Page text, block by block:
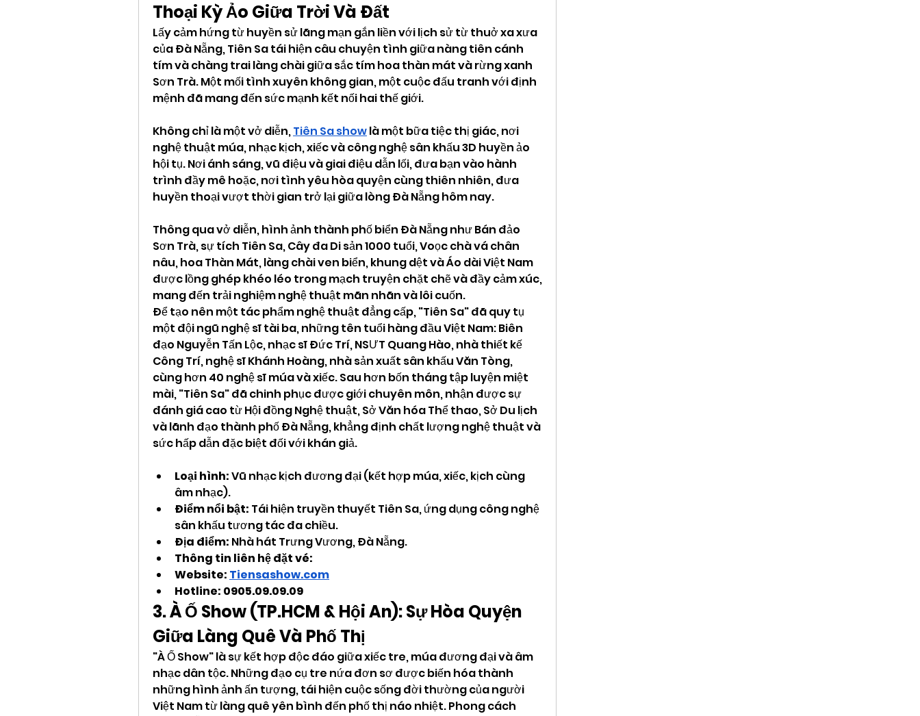
Thoại Kỳ Ảo Giữa Trời Và Đất
Lấy cảm hứng từ huyền sử lãng mạn gắn liền với lịch sử từ thuở xa xưa
của Đà Nẵng, Tiên Sa tái hiện câu chuyện tình giữa nàng tiên cánh
tím và chàng trai làng chài giữa sắc tím hoa thàn mát và rừng xanh
Sơn Trà. Một mối tình xuyên không gian, một cuộc đấu tranh với định
mệnh đã mang đến sức mạnh kết nối hai thế giới.
Không chỉ là một vở diễn, Tiên Sa show là một bữa tiệc thị giác, nơi
nghệ thuật múa, nhạc kịch, xiếc và công nghệ sân khấu 3D huyền ảo
hội tụ. Nơi ánh sáng, vũ điệu và giai điệu dẫn lối, đưa bạn vào hành
trình đầy mê hoặc, nơi tình yêu hòa quyện cùng thiên nhiên, đưa
huyền thoại vượt thời gian trở lại giữa lòng Đà Nẵng hôm nay.
Thông qua vở diễn, hình ảnh thành phố biển Đà Nẵng như Bán đảo
Sơn Trà, sự tích Tiên Sa, Cây đa Di sản 1000 tuổi, Voọc chà vá chân
nâu, hoa Thàn Mát, làng chài ven biển, khung dệt và Áo dài Việt Nam
được lồng ghép khéo léo trong mạch truyện chặt chẽ và đầy cảm xúc,
mang đến trải nghiệm nghệ thuật mãn nhãn và lôi cuốn.
Để tạo nên một tác phẩm nghệ thuật đẳng cấp, "Tiên Sa" đã quy tụ
một đội ngũ nghệ sĩ tài ba, những tên tuổi hàng đầu Việt Nam: Biên
đạo Nguyễn Tấn Lộc, nhạc sĩ Đức Trí, NSƯT Quang Hào, nhà thiết kế
Công Trí, nghệ sĩ Khánh Hoàng, nhà sản xuất sân khấu Văn Tòng,
cùng hơn 40 nghệ sĩ múa và xiếc. Sau hơn bốn tháng tập luyện miệt
mài, "Tiên Sa" đã chinh phục được giới chuyên môn, nhận được sự
đánh giá cao từ Hội đồng Nghệ thuật, Sở Văn hóa Thể thao, Sở Du lịch
và lãnh đạo thành phố Đà Nẵng, khẳng định chất lượng nghệ thuật và
sức hấp dẫn đặc biệt đối với khán giả.
Loại hình: Vũ nhạc kịch đương đại (kết hợp múa, xiếc, kịch cùng
âm nhạc).
Điểm nổi bật: Tái hiện truyền thuyết Tiên Sa, ứng dụng công nghệ
sân khấu tương tác đa chiều.
Địa điểm: Nhà hát Trưng Vương, Đà Nẵng.
Thông tin liên hệ đặt vé:
Website: Tiensashow.com
Hotline: 0905.09.09.09
3. À Ố Show (TP.HCM & Hội An): Sự Hòa Quyện
Giữa Làng Quê Và Phố Thị
"À Ố Show" là sự kết hợp độc đáo giữa xiếc tre, múa đương đại và âm
nhạc dân tộc. Những đạo cụ tre nứa đơn sơ được biến hóa thành
những hình ảnh ấn tượng, tái hiện cuộc sống đời thường của người
Việt Nam từ làng quê yên bình đến phố thị náo nhiệt. Phong cách